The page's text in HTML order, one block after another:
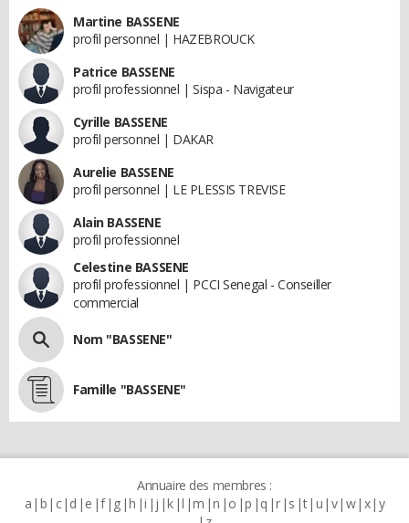
Martine BASSENE
profil personnel | HAZEBROUCK
Patrice BASSENE
profil professionnel | Sispa - Navigateur
Cyrille BASSENE
profil personnel | DAKAR
Aurelie BASSENE
profil personnel | LE PLESSIS TREVISE
Alain BASSENE
profil professionnel
Celestine BASSENE
profil professionnel | PCCI Senegal - Conseiller
commercial
Nom "BASSENE"
Famille "BASSENE"
Annuaire des membres :
a b c d e f g h i j k l m n o p q r s t u v w x y